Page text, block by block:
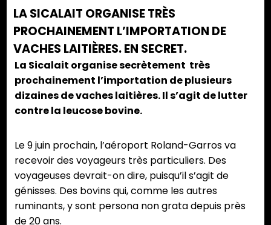
LA SICALAIT ORGANISE TRÈS
PROCHAINEMENT L’IMPORTATION DE
VACHES LAITIÈRES. EN SECRET.
La Sicalait organise secrètement très
prochainement l’importation de plusieurs
dizaines de vaches laitières. Il s’agit de lutter
contre la leucose bovine.
Le 9 juin prochain, l’aéroport Roland-Garros va
recevoir des voyageurs très particuliers. Des
voyageuses devrait-on dire, puisqu’il s’agit de
génisses. Des bovins qui, comme les autres
ruminants, y sont persona non grata depuis près
de 20 ans.